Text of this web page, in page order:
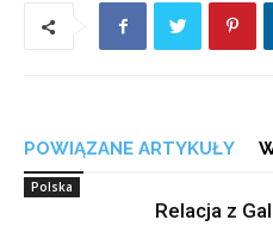
POWIĄZANE ARTYKUŁY
Polska
Relacja z